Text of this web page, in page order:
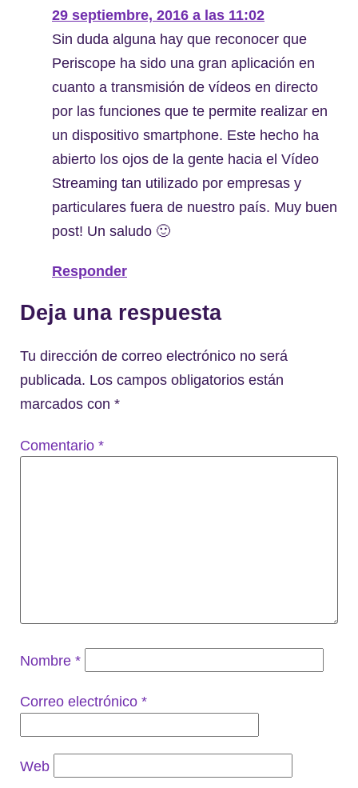
29 septiembre, 2016 a las 11:02
Sin duda alguna hay que reconocer que
Periscope ha sido una gran aplicación en
cuanto a transmisión de vídeos en directo
por las funciones que te permite realizar en
un dispositivo smartphone. Este hecho ha
abierto los ojos de la gente hacia el Vídeo
Streaming tan utilizado por empresas y
particulares fuera de nuestro país. Muy buen
post! Un saludo 🙂
Responder
Deja una respuesta
Tu dirección de correo electrónico no será
publicada. Los campos obligatorios están
marcados con *
Comentario *
Nombre *
Correo electrónico *
Web